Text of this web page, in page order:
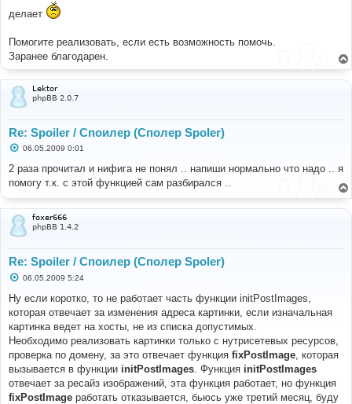
делает
Помогите реализовать, если есть возможность помочь.
Заранее благодарен.
Lektor
phpBB 2.0.7
Re: Spoiler / Споилер (Сполер Spoler)
С
о
б
щ
и
е
06.05.2009 0:01
2 раза прочитал и нифига не понял .. напиши нормально что надо .. я
помогу т.к. с этой функцией сам разбирался ..
foxer666
phpBB 1.4.2
Re: Spoiler / Споилер (Сполер Spoler)
С
о
щ
е
н
и
е
06.05.2009 5:24
Ну если коротко, то не работает часть функции initPostImages,
которая отвечает за изменения адреса картинки, если изначальная
картинка ведет на хосты, не из списка допустимых.
Необходимо реализовать картинки только с нутрисетевых ресурсов,
проверка по домену, за это отвечает функция fixPostImage , которая
вызывается в функции initPostImages . Функция initPostImages
отвечает за ресайз изображений, эта функция работает, но функция
fixPostImage работать отказывается, бьюсь уже третий месяц, буду